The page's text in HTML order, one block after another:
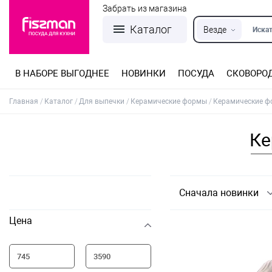
Каталог Везде
Забрать из магазина
В НАБОРЕ ВЫГОДНЕЕ НОВИНКИ ПОСУДА
Главная Каталог Для выпечки Керамические формы Керамические
Цена
Сначала новинки